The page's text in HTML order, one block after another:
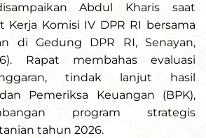
Abdul Kharis saat
Kerja Komisi IV DPR RI bersama
di Gedung DPR RI, Senayan,
Rapat membahas evaluasi
tindak lanjut hasil
Pemeriksa Keuangan (BPK),
program strategis
tahun 2026.